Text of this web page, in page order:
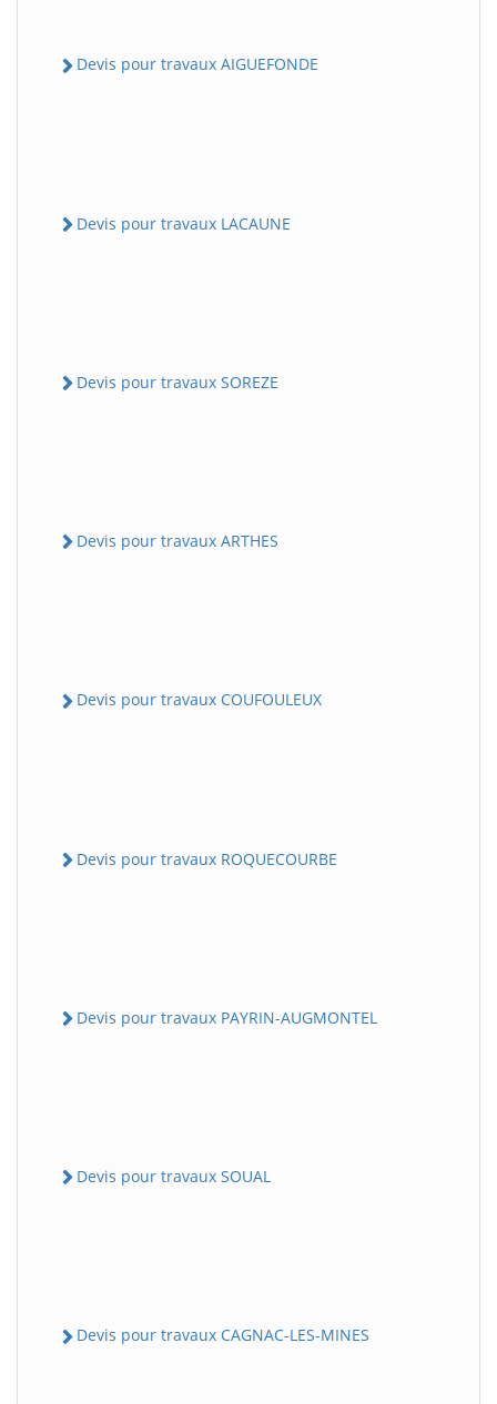
Devis pour travaux AIGUEFONDE
Devis pour travaux LACAUNE
Devis pour travaux SOREZE
Devis pour travaux ARTHES
Devis pour travaux COUFOULEUX
Devis pour travaux ROQUECOURBE
Devis pour travaux PAYRIN-AUGMONTEL
Devis pour travaux SOUAL
Devis pour travaux CAGNAC-LES-MINES